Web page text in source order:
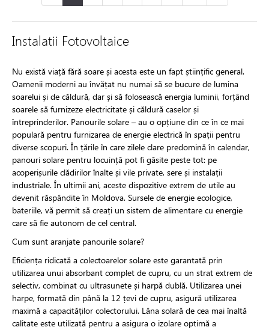
Instalatii Fotovoltaice
Nu există viață fără soare și acesta este un fapt științific general.
Oamenii moderni au învățat nu numai să se bucure de lumina
soarelui și de căldură, dar și să folosească energia luminii, forțând
soarele să furnizeze electricitate și căldură caselor și
întreprinderilor. Panourile solare – au o opțiune din ce în ce mai
populară pentru furnizarea de energie electrică în spații pentru
diverse scopuri. În țările în care zilele clare predomină în calendar,
panouri solare pentru locuință pot fi găsite peste tot: pe
acoperișurile clădirilor înalte și vile private, sere și instalații
industriale. În ultimii ani, aceste dispozitive extrem de utile au
devenit răspândite în Moldova. Sursele de energie ecologice,
bateriile, vă permit să creați un sistem de alimentare cu energie
care să fie autonom de cel central.
Cum sunt aranjate panourile solare?
Eficiența ridicată a colectoarelor solare este garantată prin
utilizarea unui absorbant complet de cupru, cu un strat extrem de
selectiv, combinat cu ultrasunete și harpă dublă. Utilizarea unei
harpe, formată din până la 12 țevi de cupru, asigură utilizarea
maximă a capacităților colectorului. Lâna solară de cea mai înaltă
calitate este utilizată pentru a asigura o izolare optimă a